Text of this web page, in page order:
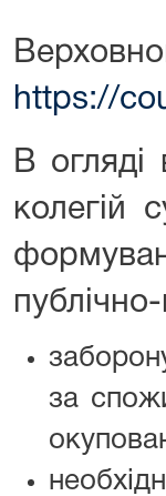
https://
В огляді
колегій
за